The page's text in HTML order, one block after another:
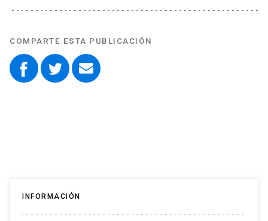
COMPARTE ESTA PUBLICACIÓN
INFORMACIÓN